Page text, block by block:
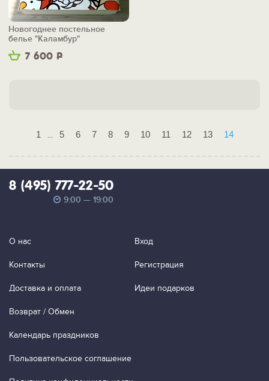
7 600 Р
Новогоднее постельное
белье "Каламбур"
1 ... 5 6 7 8 9 10 11 12 13 14
8 (495) 777-22-50
9:00 — 19:00
О нас
Контакты
Доставка и оплата
Возврат / Обмен
Календарь праздников
Пользовательское соглашение
Вход
Регистрация
Идеи подарков